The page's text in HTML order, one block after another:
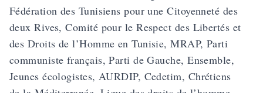
Fédération des Tunisiens pour une Citoyenneté des
deux Rives, Comité pour le Respect des Libertés et
des Droits de l’Homme en Tunisie, MRAP, Parti
communiste français, Parti de Gauche, Ensemble,
Jeunes écologistes, AURDIP, Cedetim, Chrétiens